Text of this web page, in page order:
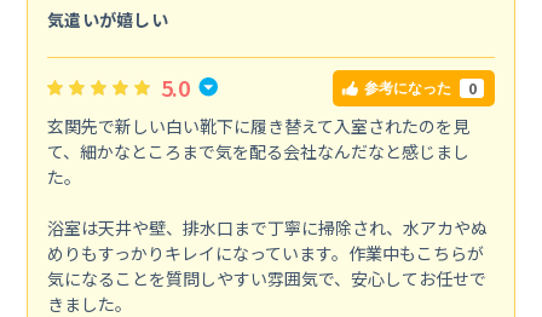
気遣いが嬉しい
5.0 参考になった 0
玄関先で新しい白い靴下に履き替えて入室されたのを見
て、細かなところまで気を配る会社なんだなと感じまし
た。
浴室は天井や壁、排水口まで丁寧に掃除され、水アカやぬ
めりもすっかりキレイになっています。作業中もこちらが
気になることを質問しやすい雰囲気で、安心してお任せで
きました。